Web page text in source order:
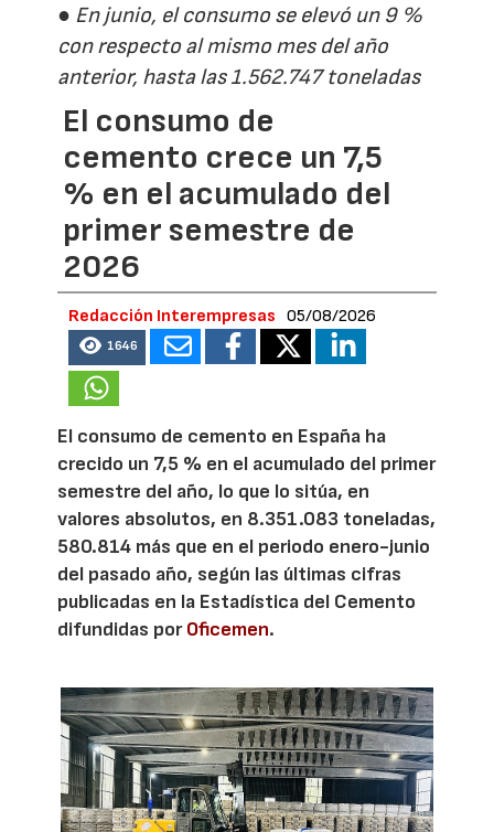
● En junio, el consumo se elevó un 9 %
con respecto al mismo mes del año
anterior, hasta las 1.562.747 toneladas
El consumo de
cemento crece un 7,5
% en el acumulado del
primer semestre de
2026
Redacción Interempresas 05/08/2026
1646
El consumo de cemento en España ha
crecido un 7,5 % en el acumulado del primer
semestre del año, lo que lo sitúa, en
valores absolutos, en 8.351.083 toneladas,
580.814 más que en el periodo enero-junio
del pasado año, según las últimas cifras
publicadas en la Estadística del Cemento
difundidas porOficemen.